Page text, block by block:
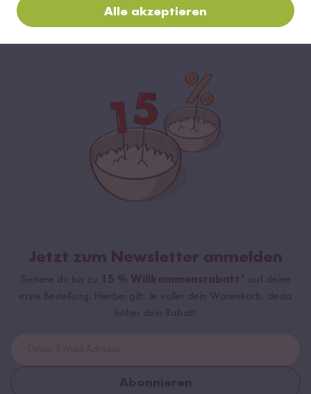
1,99 € 6,59 €¹10,98 € / kg
Jetzt zum Newsletter anmelden
Sichere dir bis zu 15 % Willkommensrabatt* auf deine
erste Bestellung. Hierbei gilt: Je voller dein Warenkorb, desto
höher dein Rabatt.
Abonnieren
Alle akzeptieren